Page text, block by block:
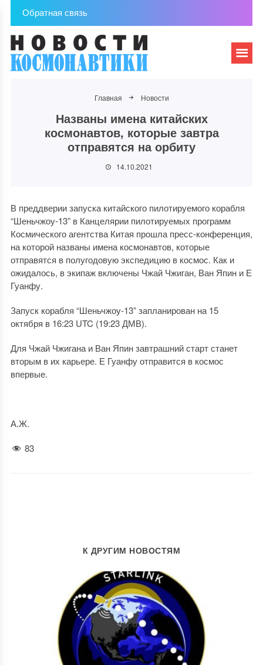
Обратная связь
Главная Новости
Названы имена китайских
космонавтов, которые завтра
отправятся на орбиту
14.10.2021
В преддверии запуска китайского пилотируемого корабля
“Шеньчжоу-13” в Канцелярии пилотируемых программ
Космического агентства Китая прошла пресс-конференция,
на которой названы имена космонавтов, которые
отправятся в полугодовую экспедицию в космос. Как и
ожидалось, в экипаж включены Чжай Чжиган, Ван Япин и Е
Гуанфу.
Запуск корабля “Шеньчжоу-13” запланирован на 15
октября в 16:23 UTC (19:23 ДМВ).
Для Чжай Чжигана и Ван Япин завтрашний старт станет
вторым в их карьере. Е Гуанфу отправится в космос
впервые.
А.Ж.
83
К ДРУГИМ НОВОСТЯМ